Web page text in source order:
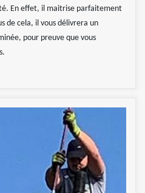
En effet, il maitrise parfaitement
de cela, il vous délivrera un
pour preuve que vous